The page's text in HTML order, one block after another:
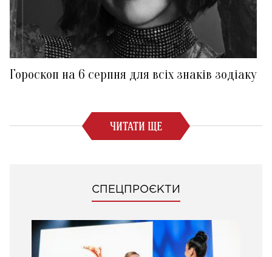
Гороскоп на 6 серпня для всіх знаків зодіаку
ЧИТАТИ ЩЕ
СПЕЦПРОЄКТИ